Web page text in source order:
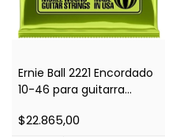
Ernie Ball 2221 Encordado
10-46 para guitarra
$22.865,00